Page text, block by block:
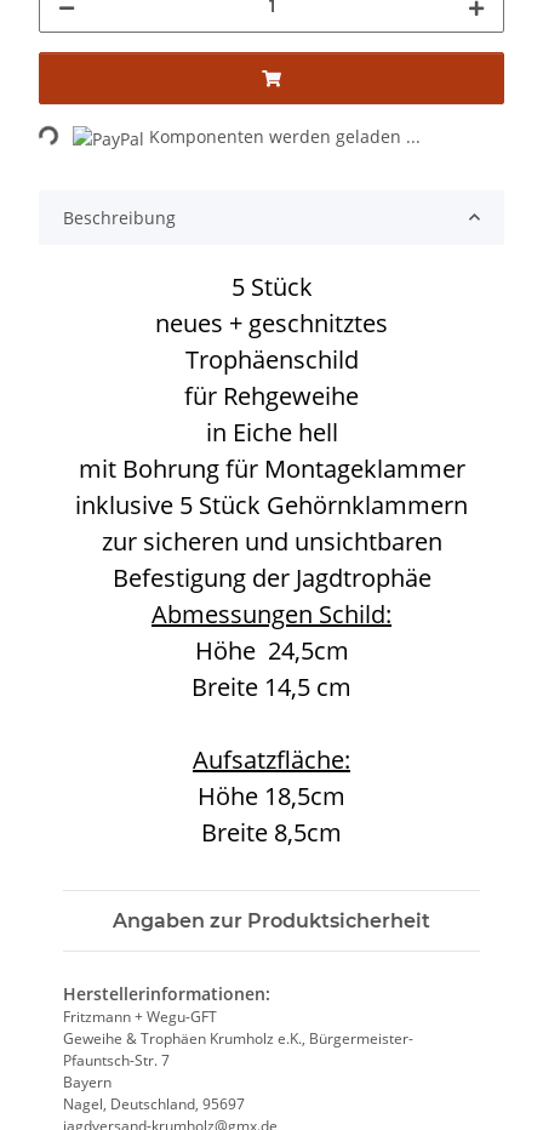
Loading... Komponenten werden geladen ...
Beschreibung
5 Stück
neues + geschnitztes
Trophäenschild
für Rehgeweihe
in Eiche hell
mit Bohrung für Montageklammer
inklusive 5 Stück Gehörnklammern
zur sicheren und unsichtbaren
Befestigung der Jagdtrophäe
Abmessungen Schild:
Höhe 24,5cm
Breite 14,5 cm
Aufsatzfläche:
Höhe 18,5cm
Breite 8,5cm
Angaben zur Produktsicherheit
Herstellerinformationen:
Fritzmann + Wegu-GFT
Geweihe & Trophäen Krumholz e.K., Bürgermeister-
Pfauntsch-Str. 7
Bayern
Nagel, Deutschland, 95697
jagdversand-krumholz@gmx.de